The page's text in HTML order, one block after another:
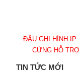
ĐẦU GHI HÌNH IP
CỨNG HỖ
TIN TỨC MỚI